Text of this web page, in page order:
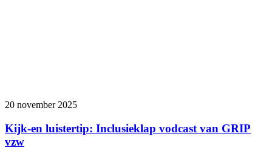
20 november 2025
Kijk-en luistertip: Inclusieklap vodcast van GRIP
vzw